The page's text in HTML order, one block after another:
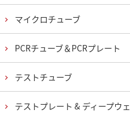
マイクロチューブ
PCRチューブ＆PCRプレート
テストチューブ
テストプレート & ディープウェ